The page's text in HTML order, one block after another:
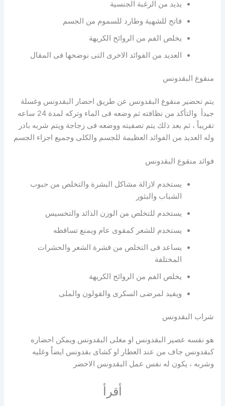
يذيد من الرغبة الجنسية
فاتح للشهية وطارد للسموم من الجسم
يخلص الفم من الروائح الكريهة
العديد من الفوائد الاخرى التى نوضحها فى المقال
منقوع البقدونس
يتم تحضير منقوع البقدونس عن طريق احضار البقدونس وغسلة
جيدأ والتأكد من نظافته ثم وضعه فى الماء وتركه لمدة 24 ساعه
تقريباً ، ثم بعد ذلك يتم تصفيته ووضعه فى زجاجة ويتم شربه بادر
وله العديد من الفوائد العظيمة للجسم والكلى وجميع اجزاء الجسم
فوائد منقوع البقدونس
يستخدم لازالة مشاكل البشرة والتخلص من حبوب
الشباب والبثور
يستخدم للتخلص من الوزن الذائد والتخسيس
يستخدم للشعر كمقوى عام ويمنع تساقطه
يساعد فى التخلص من قشرة الشعر والحشرات
المختلفة
يخلص الفم من الروائح الكريهة
ويفيد لمرضى السكرى والقولون والملى
شراب البقدونس
هو نفسه عصير البقدونس او مغلى البقدونس ويمكن احضاره
كبقدونس جاف من عند العطار او كشاى بقدونس ايضاُ وغليه
وشربه ، يكون له نفس عمل البقدونس الاخضر
أقرأ